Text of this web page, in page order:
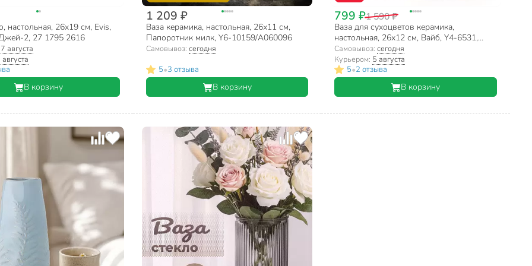
настольная, 26х19 см, Evis,
2, 27 1795 2616
7 августа
августа
В корзину
1 209 ₽
Ваза керамика, настольная, 26х11 см,
Папоротник милк, Y6-10159/A060096
Самовывоз: сегодня
5•3 отзыва
В корзину
799 ₽1 590 ₽
Ваза для сухоцветов керамика,
настольная, 26х12 см, Вайб, Y4-6531,
белая
Самовывоз:сегодня
Курьером: 5 августа
5•2 отзыва
В корзину